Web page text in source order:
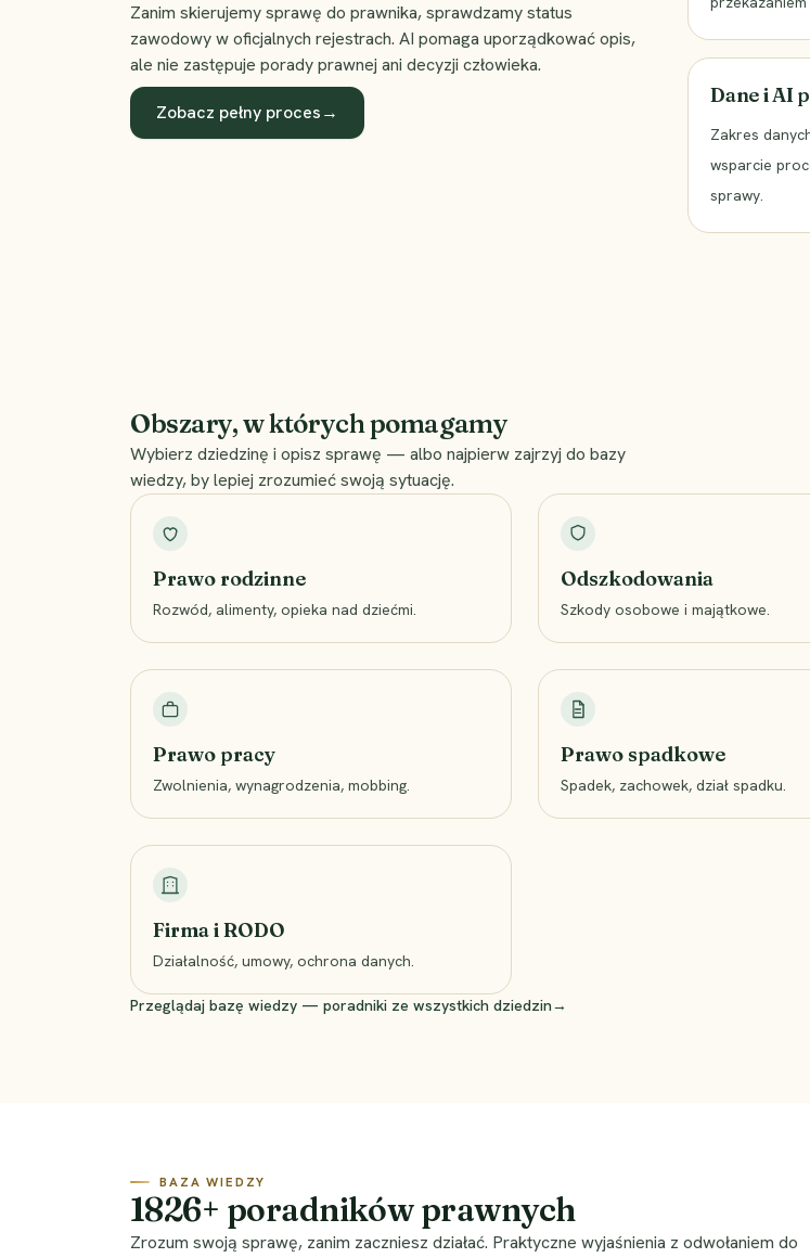
Zanim skierujemy sprawę do prawnika, sprawdzamy status
zawodowy w oficjalnych rejestrach. AI pomaga uporządkować opis,
ale nie zastępuje porady prawnej ani decyzji człowieka.
Zobacz pełny proces→
Dane i AI
Zakres
wsparcie
sprawy.
Obszary, w których pomagamy
Wybierz dziedzinę i opisz sprawę — albo najpierw zajrzyj do bazy
wiedzy, by lepiej zrozumieć swoją sytuację.
Prawo rodzinne
Rozwód, alimenty, opieka nad dziećmi.
Odszkodowania
Szkody osobowe i majątkowe.
Prawo pracy
Zwolnienia, wynagrodzenia, mobbing.
Prawo spadkowe
Spadek, zachowek, dział spadku.
Firma i RODO
Działalność, umowy, ochrona danych.
Przeglądaj bazę wiedzy — poradniki ze wszystkich dziedzin→
BAZA WIEDZY
1826+ poradników prawnych
Zrozum swoją sprawę, zanim zaczniesz działać. Praktyczne wyjaśnienia z odwołaniem do